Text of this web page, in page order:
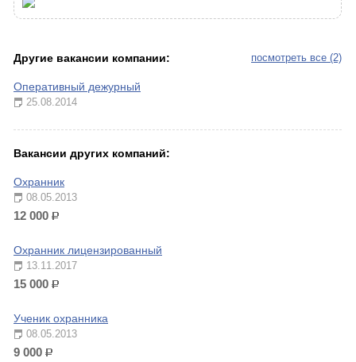
посмотреть все (2)
Другие вакансии компании:
Оперативный дежурный
25.08.2014
Вакансии других компаний:
Охранник
08.05.2013
12 000 р.
Охранник лицензированный
13.11.2017
15 000 р.
Ученик охранника
08.05.2013
9 000 р.